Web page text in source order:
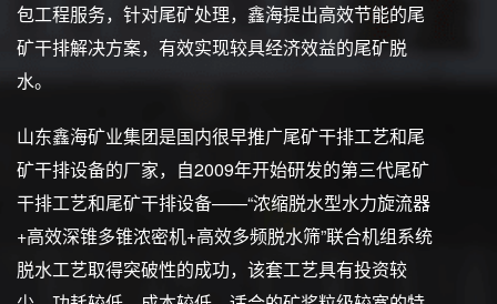
包工程服务，针对尾矿处理，鑫海提出高效节能的尾
矿干排解决方案，有效实现较具经济效益的尾矿脱
水。
山东鑫海矿业集团是国内很早推广尾矿干排工艺和尾
矿干排设备的厂家，自2009年开始研发的第三代尾矿
干排工艺和尾矿干排设备——“浓缩脱水型水力旋流器
+高效深锥多锥浓密机+高效多频脱水筛”联合机组系统
脱水工艺取得突破性的成功，该套工艺具有投资较